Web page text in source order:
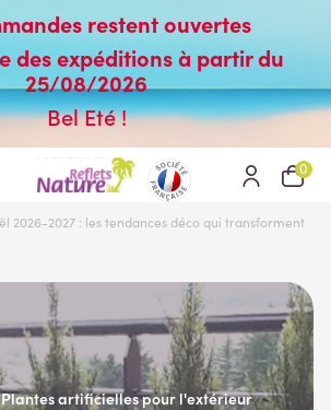
restent ouvertes
des expéditions à partir du
25/08/2026
Bel Eté !
0
2026-2027 : les tendances déco qui transforment
Plantes artificielles pour l'extérieur